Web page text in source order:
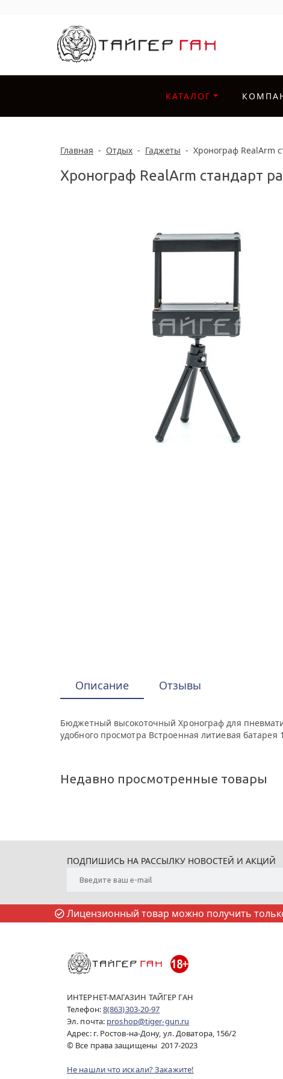
КАТАЛОГ
Главная - Отдых - Гаджеты - Хронограф RealArm
Хронограф RealArm стандарт
Описание Отзывы
Бюджетный высокоточный Хронограф для
удобного просмотра Встроенная литиевая
Недавно просмотренные товары
ПОДПИШИСЬ НА РАССЫЛКУ НОВОСТЕЙ И АКЦИЙ
Лицензионный товар можно получить
ИНТЕРНЕТ-МАГАЗИН ТАЙГЕР ГАН
Телефон:8(863)303-20-97
Эл. почта: proshop@tiger-gun.ru
Адрес: г. Ростов-на-Дону, ул. Доватора, 156/2
© Все права защищены 2017-2023
Не нашли что искали? Закажите!